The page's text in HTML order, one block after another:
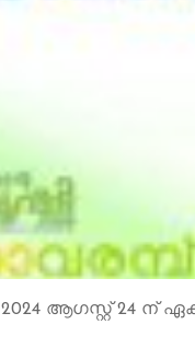
ആഗസ്റ്റ് 24 ന്